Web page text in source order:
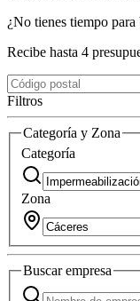
¿No tienes tiempo para
Recibe hasta 4
Filtros
Categoría y Zona
Categoría
Zona
Buscarempresa